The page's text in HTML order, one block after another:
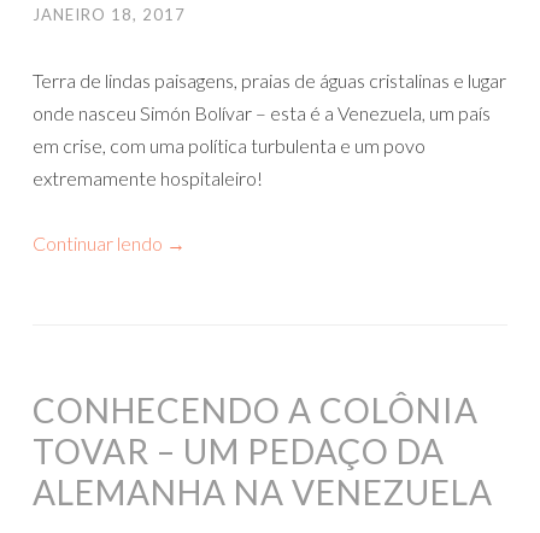
JANEIRO 18, 2017
Terra de lindas paisagens, praias de águas cristalinas e lugar
onde nasceu Simón Bolívar – esta é a Venezuela, um país
em crise, com uma política turbulenta e um povo
extremamente hospitaleiro!
Continuar lendo →
CONHECENDO A COLÔNIA
TOVAR – UM PEDAÇO DA
ALEMANHA NA VENEZUELA